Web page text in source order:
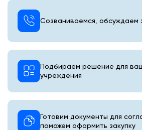
Созваниваемся, обсуждаем
Подбираем решение для
учреждения
Готовим документы для
поможем оформить закупку